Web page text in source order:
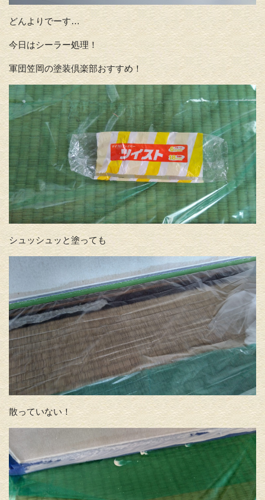
どんよりでーす…
今日はシーラー処理！
軍団笠岡の塗装倶楽部おすすめ！
シュッシュッと塗っても
散っていない！